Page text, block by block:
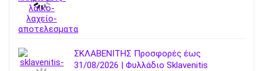
ΣΚΛΑΒΕΝΙΤΗΣ Προσφορές έως
31/08/2026 | Φυλλάδιο Sklavenitis